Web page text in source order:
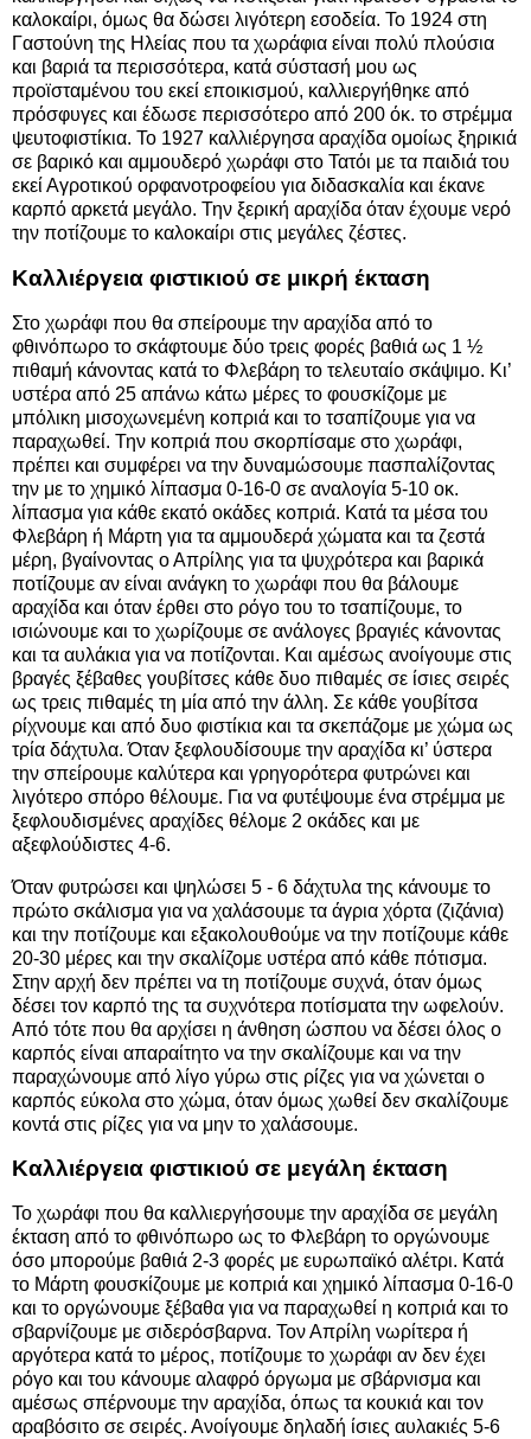
καλοκαίρι, όμως θα δώσει λιγότερη εσοδεία. Το 1924 στη
Γαστούνη της Ηλείας που τα χωράφια είναι πολύ πλούσια
και βαριά τα περισσότερα, κατά σύστασή μου ως
προϊσταμένου του εκεί εποικισμού, καλλιεργήθηκε από
πρόσφυγες και έδωσε περισσότερο από 200 όκ. το στρέμμα
ψευτοφιστίκια. Το 1927 καλλιέργησα αραχίδα ομοίως ξηρικιά
σε βαρικό και αμμουδερό χωράφι στο Τατόι με τα παιδιά του
εκεί Αγροτικού ορφανοτροφείου για διδασκαλία και έκανε
καρπό αρκετά μεγάλο. Την ξερική αραχίδα όταν έχουμε νερό
την ποτίζουμε το καλοκαίρι στις μεγάλες ζέστες.
Καλλιέργεια φιστικιού σε μικρή έκταση
Στο χωράφι που θα σπείρουμε την αραχίδα από το
φθινόπωρο το σκάφτουμε δύο τρεις φορές βαθιά ως 1 ½
πιθαμή κάνοντας κατά το Φλεβάρη το τελευταίο σκάψιμο. Κι’
υστέρα από 25 απάνω κάτω μέρες το φουσκίζομε με
μπόλικη μισοχωνεμένη κοπριά και το τσαπίζουμε για να
παραχωθεί. Την κοπριά που σκορπίσαμε στο χωράφι,
πρέπει και συμφέρει να την δυναμώσουμε πασπαλίζοντας
την με το χημικό λίπασμα 0-16-0 σε αναλογία 5-10 οκ.
λίπασμα για κάθε εκατό οκάδες κοπριά. Κατά τα μέσα του
Φλεβάρη ή Μάρτη για τα αμμουδερά χώματα και τα ζεστά
μέρη, βγαίνοντας ο Απρίλης για τα ψυχρότερα και βαρικά
ποτίζουμε αν είναι ανάγκη το χωράφι που θα βάλουμε
αραχίδα και όταν έρθει στο ρόγο του το τσαπίζουμε, το
ισιώνουμε και το χωρίζουμε σε ανάλογες βραγιές κάνοντας
και τα αυλάκια για να ποτίζονται. Και αμέσως ανοίγουμε στις
βραγές ξέβαθες γουβίτσες κάθε δυο πιθαμές σε ίσιες σειρές
ως τρεις πιθαμές τη μία από την άλλη. Σε κάθε γουβίτσα
ρίχνουμε και από δυο φιστίκια και τα σκεπάζομε με χώμα ως
τρία δάχτυλα. Όταν ξεφλουδίσουμε την αραχίδα κι’ ύστερα
την σπείρουμε καλύτερα και γρηγορότερα φυτρώνει και
λιγότερο σπόρο θέλουμε. Για να φυτέψουμε ένα στρέμμα με
ξεφλουδισμένες αραχίδες θέλομε 2 οκάδες και με
αξεφλούδιστες 4-6.
Όταν φυτρώσει και ψηλώσει 5 - 6 δάχτυλα της κάνουμε το
πρώτο σκάλισμα για να χαλάσουμε τα άγρια χόρτα (ζιζάνια)
και την ποτίζουμε και εξακολουθούμε να την ποτίζουμε κάθε
20-30 μέρες και την σκαλίζομε υστέρα από κάθε πότισμα.
Στην αρχή δεν πρέπει να τη ποτίζουμε συχνά, όταν όμως
δέσει τον καρπό της τα συχνότερα ποτίσματα την ωφελούν.
Από τότε που θα αρχίσει η άνθηση ώσπου να δέσει όλος ο
καρπός είναι απαραίτητο να την σκαλίζουμε και να την
παραχώνουμε από λίγο γύρω στις ρίζες για να χώνεται ο
καρπός εύκολα στο χώμα, όταν όμως χωθεί δεν σκαλίζουμε
κοντά στις ρίζες για να μην το χαλάσουμε.
Καλλιέργεια φιστικιού σε μεγάλη έκταση
Το χωράφι που θα καλλιεργήσουμε την αραχίδα σε μεγάλη
έκταση από το φθινόπωρο ως το Φλεβάρη το οργώνουμε
όσο μπορούμε βαθιά 2-3 φορές με ευρωπαϊκό αλέτρι. Κατά
το Μάρτη φουσκίζουμε με κοπριά και χημικό λίπασμα 0-16-0
και το οργώνουμε ξέβαθα για να παραχωθεί η κοπριά και το
σβαρνίζουμε με σιδερόσβαρνα. Τον Απρίλη νωρίτερα ή
αργότερα κατά το μέρος, ποτίζουμε το χωράφι αν δεν έχει
ρόγο και του κάνουμε αλαφρό όργωμα με σβάρνισμα και
αμέσως σπέρνουμε την αραχίδα, όπως τα κουκιά και τον
αραβόσιτο σε σειρές. Ανοίγουμε δηλαδή ίσιες αυλακιές 5-6